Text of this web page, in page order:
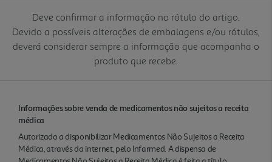
Deve confirmar a informação no rótulo do artigo.
Devido a possíveis alterações de embalagens e/ou rótulos,
deverá considerar sempre a informação que acompanha o
produto que recebe.
Informações sobre venda de medicamentos não sujeitos a receita
médica
Autorizado a disponibilizar Medicamentos Não Sujeitos a Receita
Médica, através da internet, pelo Infarmed. A dispensa de